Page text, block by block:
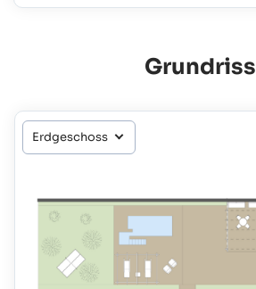
Grundriss